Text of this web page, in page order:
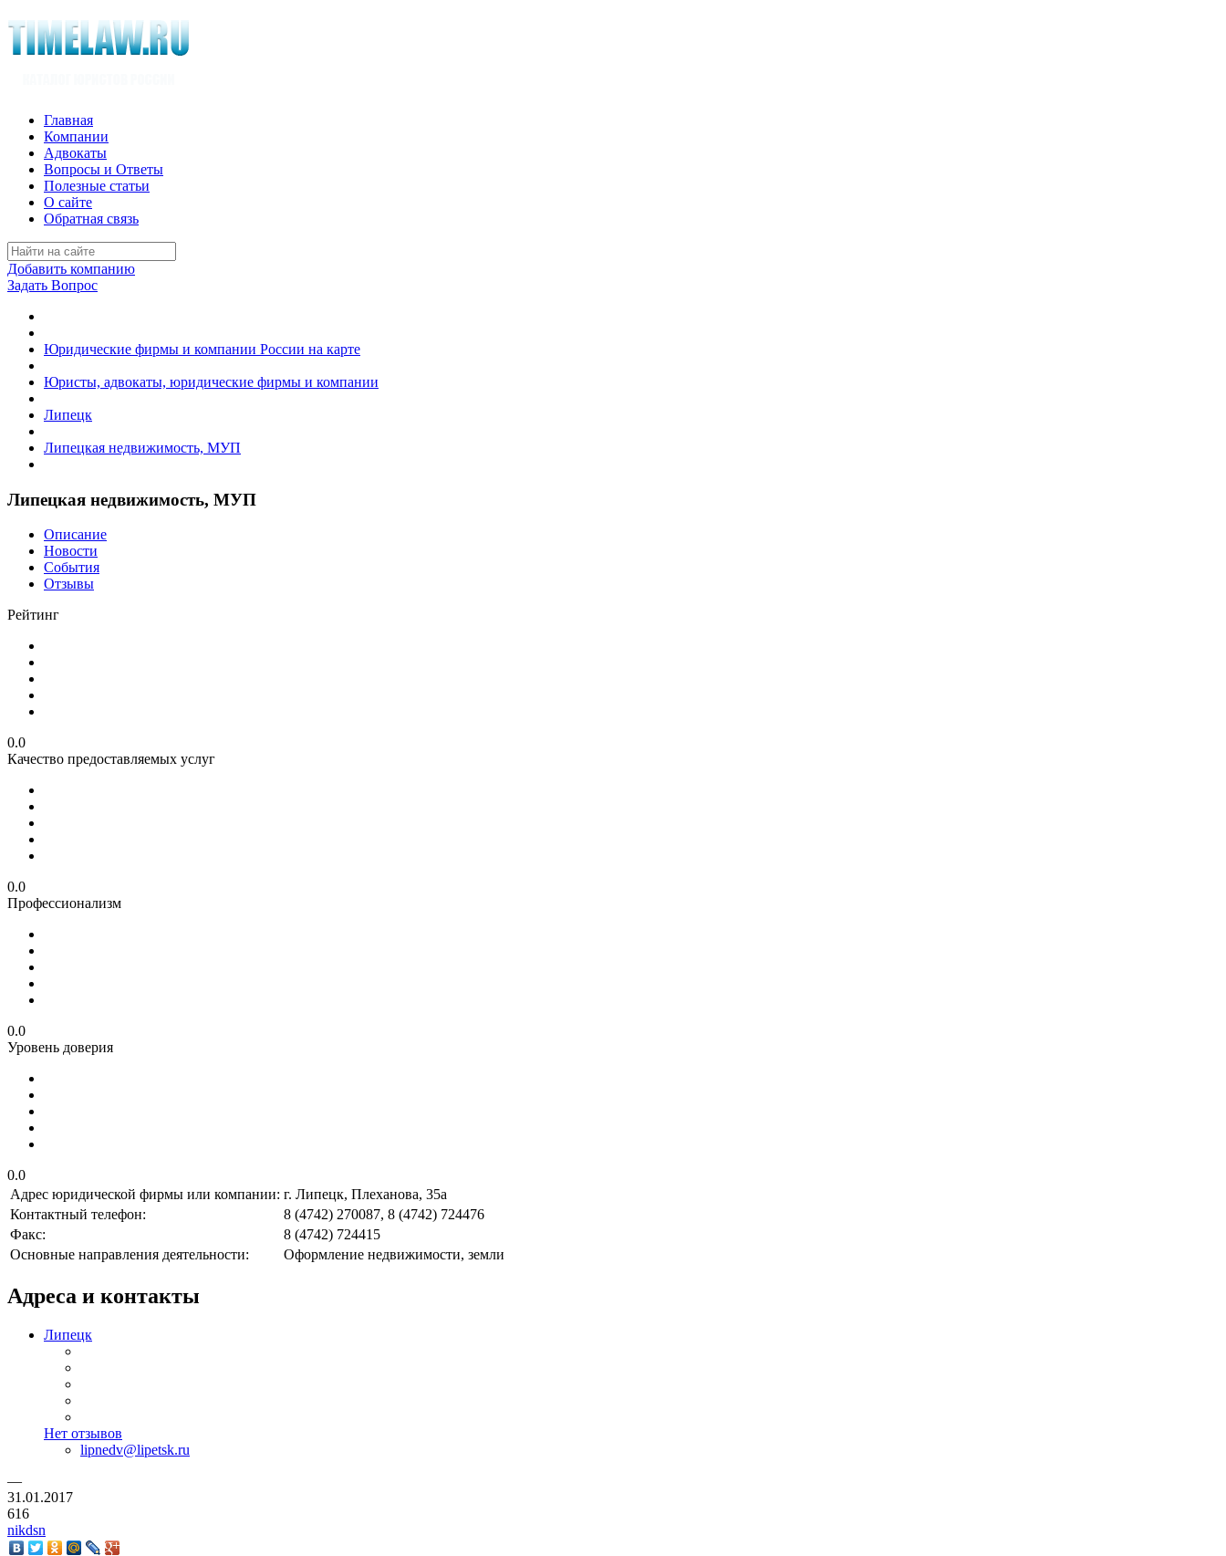
Главная
Компании
Адвокаты
Вопросы и Ответы
Полезные статьи
О сайте
Обратная связь
Добавить компанию
Задать Вопрос
Юридические фирмы и компании России на карте
Юристы, адвокаты, юридические фирмы и компании
Липецк
Липецкая недвижимость, МУП
Липецкая недвижимость, МУП
Описание
Новости
События
Отзывы
Рейтинг
0.0
Качество предоставляемых услуг
0.0
Профессионализм
0.0
Уровень доверия
0.0
Адрес юридической фирмы или компании: г. Липецк, Плеханова, 35а
Контактный телефон:
8 (4742) 270087, 8 (4742) 724476
Факс:
8 (4742) 724415
Основные направления деятельности:
Оформление недвижимости, земли
Адреса и контакты
Липецк
Нет отзывов
lipnedv@lipetsk.ru
—
31.01.2017
616
nikdsn